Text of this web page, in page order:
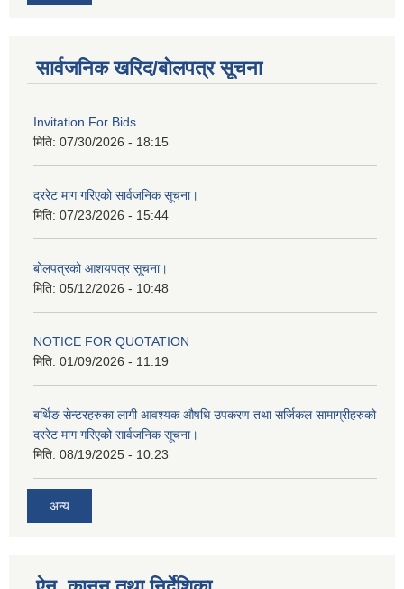
सार्वजनिक खरिद/बोलपत्र सूचना
Invitation For Bids
मिति: 07/30/2026 - 18:15
दररेट माग गरिएको सार्वजनिक सूचना।
मिति: 07/23/2026 - 15:44
बोलपत्रको आशयपत्र सूचना।
मिति: 05/12/2026 - 10:48
NOTICE FOR QUOTATION
मिति: 01/09/2026 - 11:19
बर्थिङ सेन्टरहरुका लागी आवश्यक औषधि उपकरण तथा सर्जिकल सामाग्रीहरुको
दररेट माग गरिएको सार्वजनिक सूचना।
मिति: 08/19/2025 - 10:23
अन्य